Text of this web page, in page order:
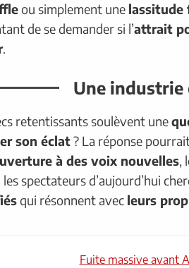
ou simplement une lassitude
de se demander si l’attrait
.
Une industrie
retentissants soulèvent une
son éclat? La réponse
à des voix nouvelles,
spectateurs d’aujourd’hui
qui résonnent avec leurs
Fuite massive avant